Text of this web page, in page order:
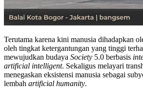
Terutama karena kini manusia dihadapkan
oleh tingkat ketergantungan yang tinggi
mewujudkan budaya Society 5.0 berbasis
artificial intelligent. Sekaligus melayari
menegaskan eksistensi manusia sebagai
lembah artificial humanity.